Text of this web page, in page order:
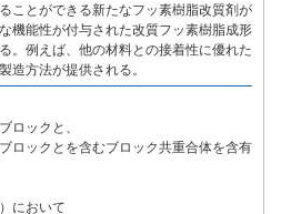
ことができる新たなフッ素樹脂改質剤が
機能性が付与された改質フッ素樹脂成形
。例えば、他の材料との接着性に優れた
造方法が提供される。
ロックと、
ロックとを含むブロック共重合体を含有
において